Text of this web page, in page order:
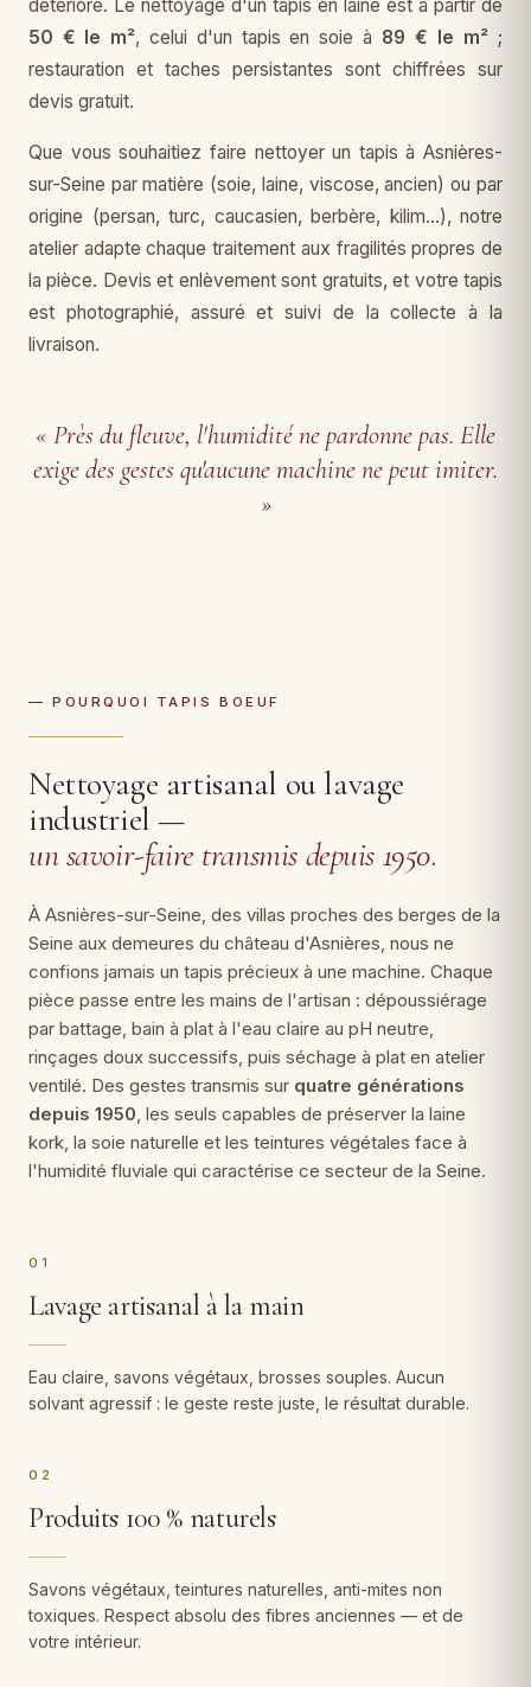
détériore. Le nettoyage d'un tapis en laine est à partir de
50 € le m², celui d'un tapis en soie à 89 € le m² ;
restauration et taches persistantes sont chiffrées sur
devis gratuit.
Que vous souhaitiez faire nettoyer un tapis à Asnières-
sur-Seine par matière (soie, laine, viscose, ancien) ou par
origine (persan, turc, caucasien, berbère, kilim…), notre
atelier adapte chaque traitement aux fragilités propres de
la pièce. Devis et enlèvement sont gratuits, et votre tapis
est photographié, assuré et suivi de la collecte à la
livraison.
« Près du fleuve, l'humidité ne pardonne pas. Elle
exige des gestes qu'aucune machine ne peut imiter.
»
— POURQUOI TAPIS BOEUF
Nettoyage artisanal ou lavage
industriel —
un savoir-faire transmis depuis 1950.
À Asnières-sur-Seine, des villas proches des berges de la
Seine aux demeures du château d'Asnières, nous ne
confions jamais un tapis précieux à une machine. Chaque
pièce passe entre les mains de l'artisan : dépoussiérage
par battage, bain à plat à l'eau claire au pH neutre,
rinçages doux successifs, puis séchage à plat en atelier
ventilé. Des gestes transmis sur quatre générations
depuis 1950, les seuls capables de préserver la laine
kork, la soie naturelle et les teintures végétales face à
l'humidité fluviale qui caractérise ce secteur de la Seine.
01
Lavage artisanal à la main
Eau claire, savons végétaux, brosses souples. Aucun
solvant agressif : le geste reste juste, le résultat durable.
02
Produits 100 % naturels
Savons végétaux, teintures naturelles, anti-mites non
toxiques. Respect absolu des fibres anciennes — et de
votre intérieur.